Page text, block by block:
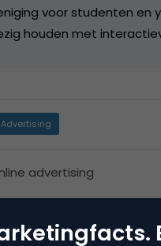
voor studenten en
houden met
Advertising
advertising